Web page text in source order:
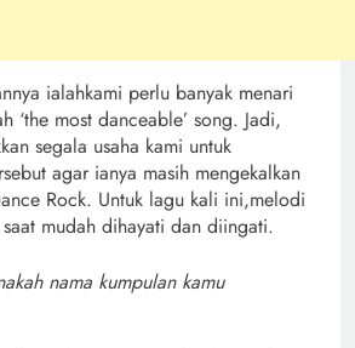
ialahkami perlu banyak menari
‘the most danceable’ song. Jadi,
segala usaha kami untuk
agar ianya masih mengekalkan
Rock. Untuk lagu kali ini,melodi
mudah dihayati dan diingati.
nama kumpulan kamu